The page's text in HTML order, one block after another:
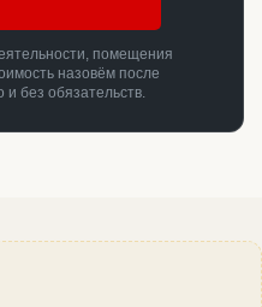
помещения
назовём после
и без обязательств.